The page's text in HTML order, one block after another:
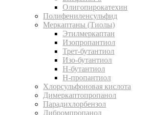
Олигопирокатехин
Полифениленсульфид
Меркаптаны (Тиолы)
Этилмеркаптан
Изопропантиол
Трет-бутантиол
Изо-бутантиол
Н-бутантиол
Н-пропантиол
Хлорсульфоновая кислота
Димеркаптопропанол
Парадихлорбензол
Дибромпропанол